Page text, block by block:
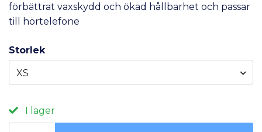
förbättrat vaxskydd och ökad hållbarhet och passar
till hörtelefone
Storlek
XS
I lager